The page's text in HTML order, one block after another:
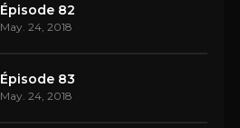
Épisode 82
May. 24, 2018
Épisode 83
May. 24, 2018